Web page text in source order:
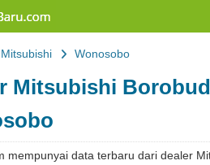
Mitsubishi Wonosobo
Mitsubishi
mempunyai data terbaru dari dealer